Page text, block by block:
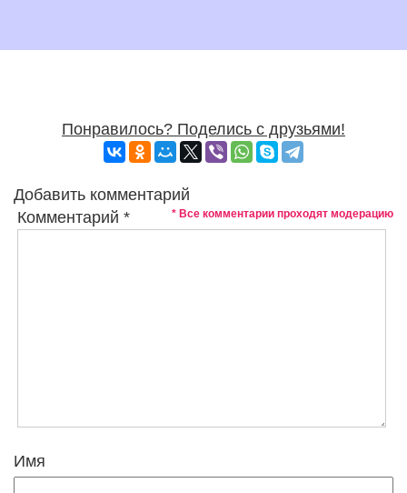
Понравилось? Поделись с друзьями!
Добавить комментарий
* Все комментарии проходят модерацию
Комментарий*
Имя